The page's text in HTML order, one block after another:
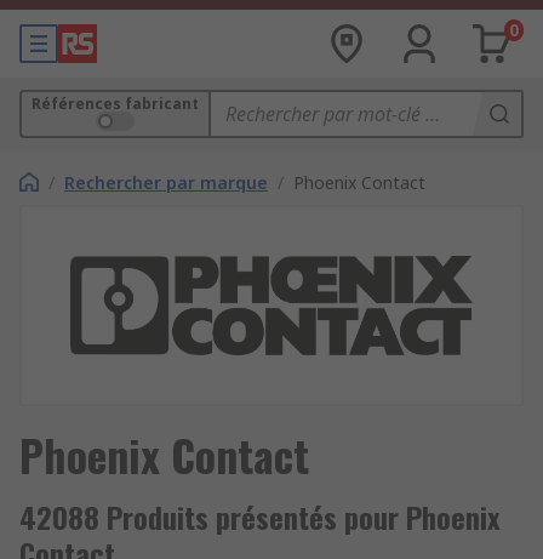
0
Références fabricant
/ Rechercher par marque / Phoenix Contact
Phoenix Contact
42088 Produits présentés pour Phoenix